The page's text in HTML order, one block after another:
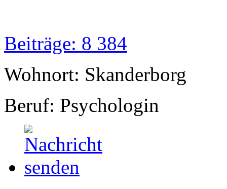
Beiträge: 8 384
Wohnort: Skanderborg
Beruf: Psychologin